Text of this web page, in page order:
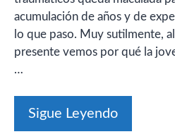
acumulación de años y de
lo que paso. Muy sutilmente,
presente vemos por qué la
…
Sigue Leyendo